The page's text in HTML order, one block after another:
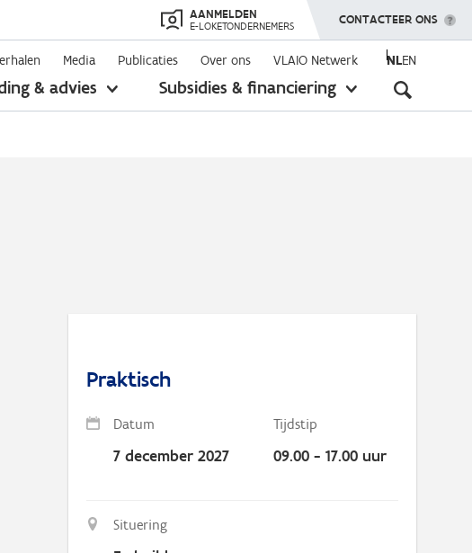
AANMELDEN
E-LOKETONDERNEMERS TOON MENU
CONTACTEER ONS
Media Publicaties Over ons VLAIO Netwerk NLEN
& advies
toon
Subsidies & financiering
toon
Praktisch
Datum Tijdstip
7 december 2027 09.00 - 17.00 uur
Situering